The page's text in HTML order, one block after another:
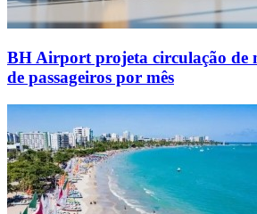
BH Airport projeta circulação de
de passageiros por mês